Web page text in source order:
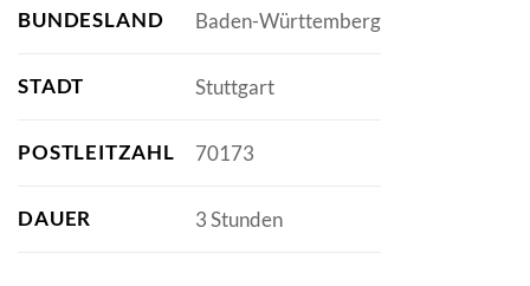
BUNDESLAND Baden-Württemberg
STADT Stuttgart
POSTLEITZAHL 70173
DAUER 3 Stunden